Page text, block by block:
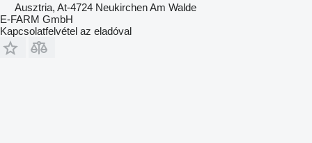
Ausztria, At-4724 Neukirchen Am Walde
E-FARM GmbH
Kapcsolatfelvétel az eladóval